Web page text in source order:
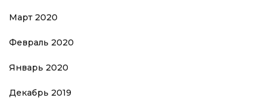
Март 2020
Февраль 2020
Январь 2020
Декабрь 2019